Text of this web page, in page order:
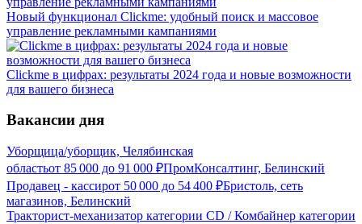
Новый функционал Clickme: удобный поиск и массовое
управление рекламными кампаниями
Clickme в цифрах: результаты 2024 года и новые возможности
для вашего бизнеса
Вакансии дня
Уборщица/уборщик, Челябинская
областьот 85 000 до 91 000 ₽ПромКонсалтинг, Белинский
Продавец - кассирот 50 000 до 54 400 ₽Бристоль, сеть
магазинов, Белинский
Тракторист-механизатор категории CD / Комбайнер категории